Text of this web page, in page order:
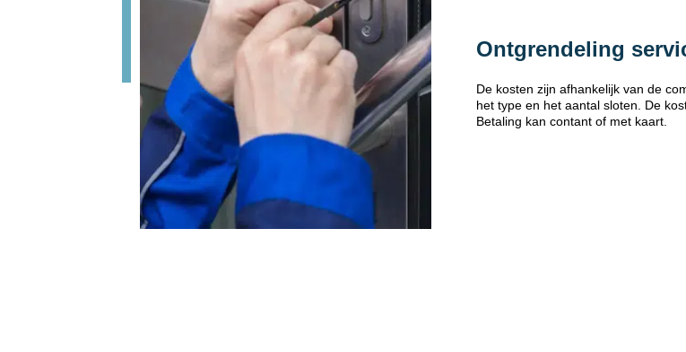
Ontgrendeling
De kosten zijn afhankelijk van de
het type en het aantal sloten. De
Betaling kan contant of met kaart.